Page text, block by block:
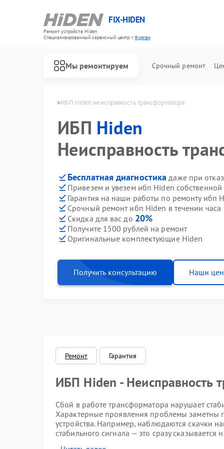
FIX-HIDEN
Ремонт устройств Hiden
Специализированный cервисный центр г.Курган
Мы ремонтируем Срочный ремонт
Hiden в Кургане ИБП Hiden неисправность трансформатора
ИБП Hiden
Неисправность
Бесплатная диагностика даже при
Привезем и увезем ибп Hiden собственной
Гарантия на наши работы по ремонту ибп
Срочный ремонт ибп Hiden в течении часа
Скидка для вас до 20%
Получите 1500 рублей на ремонт
Оригинальные комплектующие Hiden
Получить консультацию Наши
Ремонт Гарантия
ИБП Hiden - Неисправность
Сбой в работе трансформатора нарушает
Характерные проявления проблемы заметны
устройства. Например, наблюдаются скачки
стабильного сигнала — это сразу